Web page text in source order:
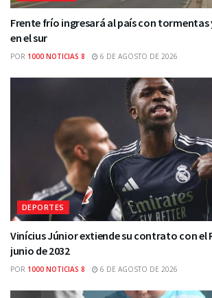
Frente frío ingresará al país con
en el sur
POR 1000 NOTICIAS 8 6 DE AGOSTO DE 2026
DEPORTES
Vinícius Júnior extiende su contrato con el
junio de 2032
POR 1000 NOTICIAS 8 6 DE AGOSTO DE 2026